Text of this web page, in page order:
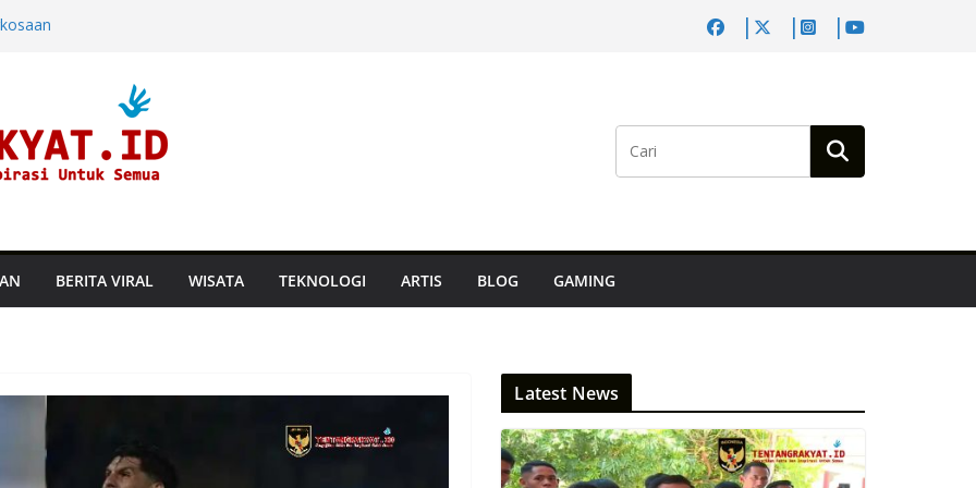
dan
di Hayam
Perusahaan
BERITA VIRAL WISATA TEKNOLOGI ARTIS BLOG GAMING
Latest News